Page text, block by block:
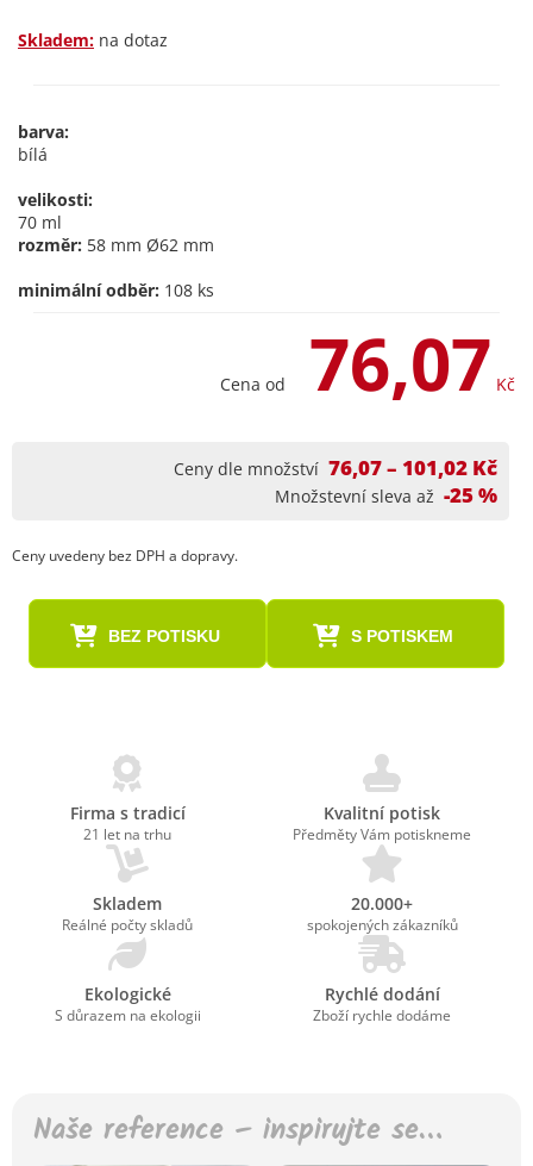
Skladem: na dotaz
barva:
bílá
velikosti:
70 ml
rozměr: 58 mm Ø62 mm
minimální odběr: 108 ks
Cena od 76,07 Kč
Ceny dle množství 76,07 – 101,02 Kč
Množstevní sleva až -25 %
Ceny uvedeny bez DPH a dopravy.
BEZ POTISKU S POTISKEM
Firma s tradicí
21 let na trhu
Kvalitní potisk
Předměty Vám potiskneme
Skladem
Reálné počty skladů
20.000+
spokojených zákazníků
Ekologické
S důrazem na ekologii
Rychlé dodání
Zboží rychle dodáme
Naše reference – inspirujte se…